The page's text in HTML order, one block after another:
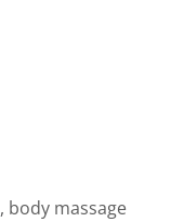
, body massage